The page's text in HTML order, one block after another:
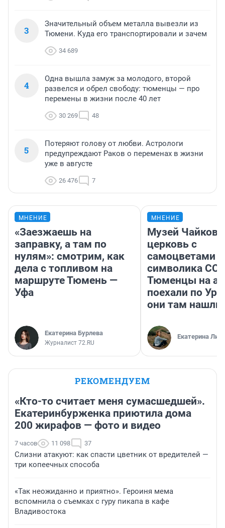
3
Значительный объем металла вывезли из
Тюмени. Куда его транспортировали и зачем
34 689
4
Одна вышла замуж за молодого, второй
развелся и обрел свободу: тюменцы — про
перемены в жизни после 40 лет
30 269 48
5
Потеряют голову от любви. Астрологи
предупреждают Раков о переменах в жизни
уже в августе
26 476 7
МНЕНИЕ
«Заезжаешь на
заправку, а там по
нулям»: смотрим, как
дела с топливом на
маршруте Тюмень —
Уфа
Екатерина Бурлева
Журналист 72.RU
МНЕНИЕ
Музей
церковь с
самоцветами
символика
Тюменцы на
поехали по
они там нашли
Екатерина
РЕКОМЕНДУЕМ
«Кто-то считает меня сумасшедшей».
Екатеринбурженка приютила дома
200 жирафов — фото и видео
7 часов 11 098 37
Слизни атакуют: как спасти цветник от вредителей —
три копеечных способа
«Так неожиданно и приятно». Героиня мема
вспомнила о съемках с гуру пикапа в кафе
Владивостока